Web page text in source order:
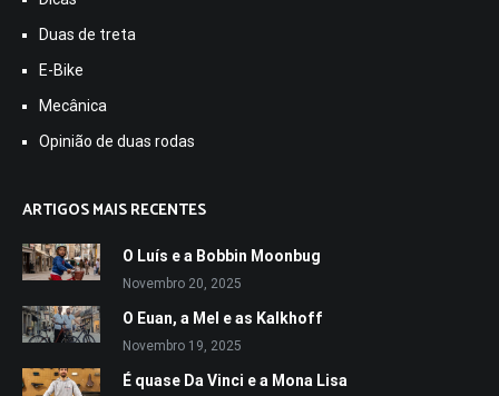
Duas de treta
E-Bike
Mecânica
Opinião de duas rodas
ARTIGOS MAIS RECENTES
O Luís e a Bobbin Moonbug
Novembro 20, 2025
O Euan, a Mel e as Kalkhoff
Novembro 19, 2025
É quase Da Vinci e a Mona Lisa